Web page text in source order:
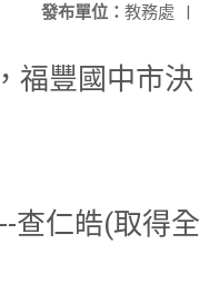
發布單位： 教務處 |
福豐國中市決
查仁皓(取得全